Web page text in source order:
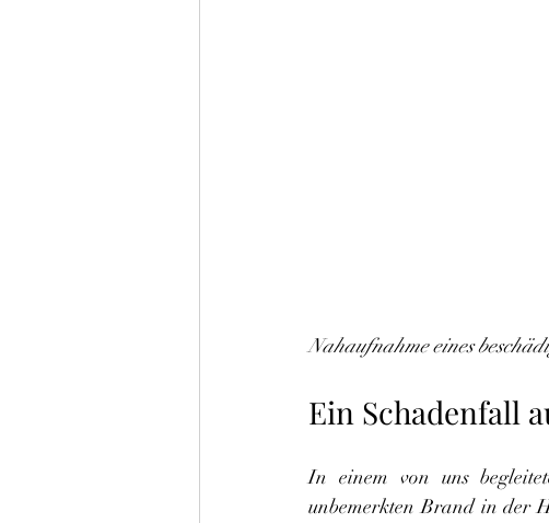
Nahaufnahme eines
Ein Schadenfall
In einem von uns
unbemerkten Brand in der